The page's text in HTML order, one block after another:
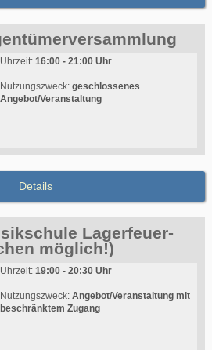
Uhrzeit: 16:00 - 21:00 Uhr
Nutzungszweck: geschlossenes
Angebot/Veranstaltung
Details
Lagerfeuer-
möglich!)
Uhrzeit: 19:00 - 20:30 Uhr
Nutzungszweck: Angebot/Veranstaltung mit
beschränktem Zugang